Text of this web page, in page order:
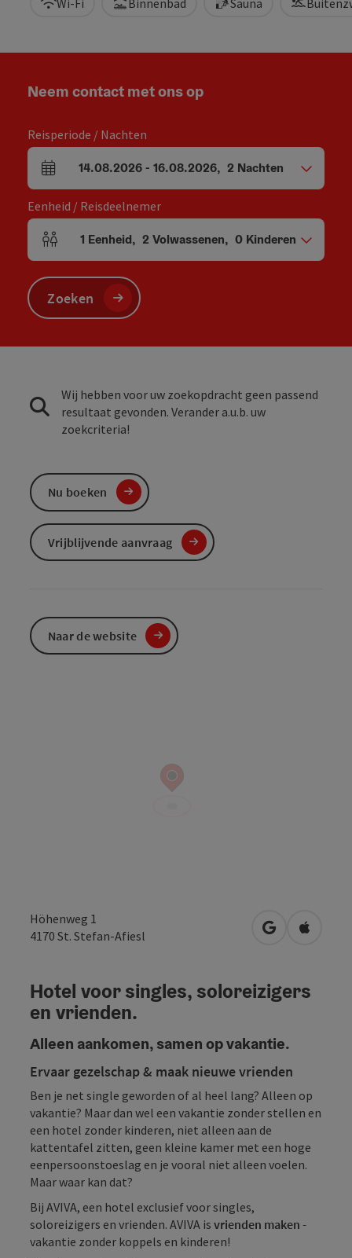
Wi-Fi Binnenbad Sauna
Höhenweg 1
4170 St. Stefan-Afiesl Openen in
Hotel voor singles, soloreizigers
en vrienden.
Alleen aankomen, samen op vakantie.
Ervaar gezelschap & maak nieuwe vrienden
Ben je net single geworden of al heel lang? Alleen op
vakantie? Maar dan wel een vakantie zonder stellen en
een hotel zonder kinderen, niet alleen aan de
kattentafel zitten, geen kleine kamer met een hoge
eenpersoonstoeslag en je vooral niet alleen voelen.
Maar waar kan dat?
Bij AVIVA, een hotel exclusief voor singles,
soloreizigers en vrienden. AVIVA is vrienden maken -
vakantie zonder koppels en kinderen!
Neem contact met ons op
Reisperiode / Nachten
Velden voor aankomst en vertrek
14.08.2026- 16.08.2026, 2 Nachten
Eenheid / Reisdeelnemer
Aantal eenheden en persoonsvelden
1 Eenheid, 2 Volwassenen, 0 Kinderen
Zoeken
Wij hebben voor uw zoekopdracht geen passend
resultaat gevonden. Verander a.u.b. uw
zoekcriteria!
Nu boeken
Vrijblijvende aanvraag
Naar de website